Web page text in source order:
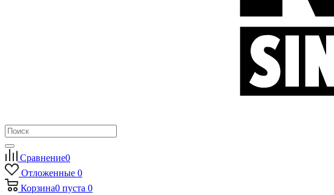
Сравнение0
Отложенные 0
Корзина0 пуста 0